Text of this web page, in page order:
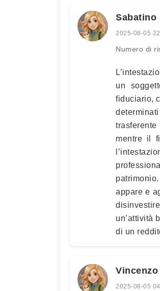
Sabatino
2025-08-05
Numero di
un
fiduciario,
mentre il
appare e
un’attività
di un
2025-08-05